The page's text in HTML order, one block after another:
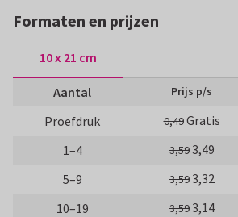
Formaten en prijzen
10 x 21 cm
Aantal Prijs p/s
Proefdruk 0,49Gratis
1–4
3,593,49
5–9
3,593,32
10–19
3,593,14